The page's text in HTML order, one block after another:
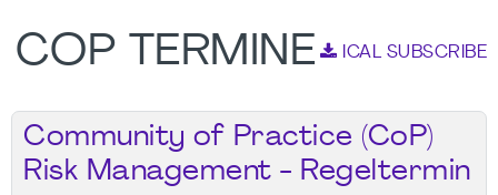
COP TERMINE ICAL SUBSCRIBE
Community of Practice (CoP)
Risk Management - Regeltermin